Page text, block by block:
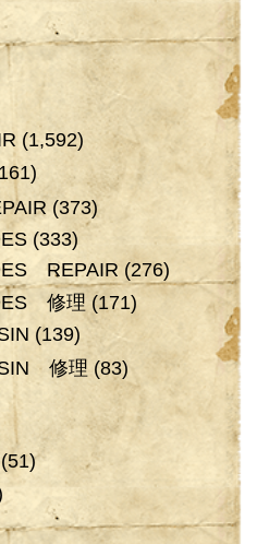
(1,592)
(373)
(333)
REPAIR (276)
修理 (171)
(139)
修理 (83)
(51)